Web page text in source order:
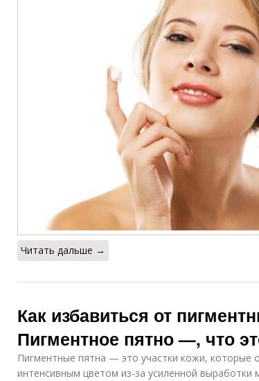
Читать дальше →
Как избавиться от
Пигментное пятно —, что
Пигментные пятна — это участки кожи, которые
интенсивным цветом из-за усиленной